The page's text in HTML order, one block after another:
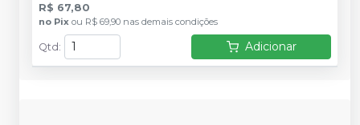
R$ 67,80
no Pix ou R$ 69,90 nas demais condições
Qtd: Adicionar